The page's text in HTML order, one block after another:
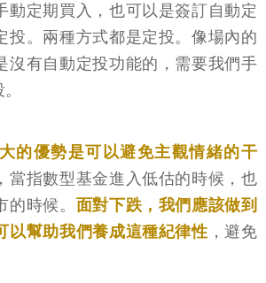
動定期買入，也可以是簽訂自動定
投。兩種方式都是定投。像場內的
沒有自動定投功能的，需要我們手
的優勢是可以避免主觀情緒的干
當指數型基金進入低估的時候，也
時候。 面對下跌，我們應該做到
以幫助我們養成這種紀律性 ，避免